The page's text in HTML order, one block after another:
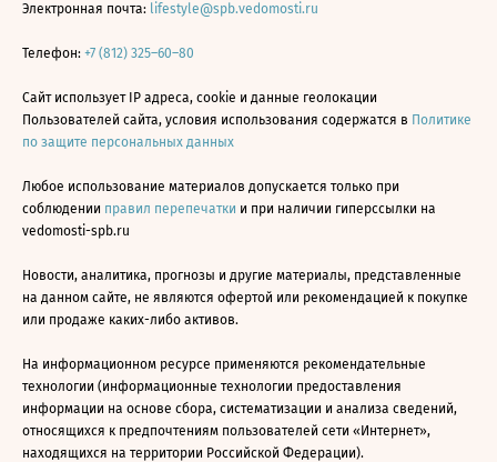
Электронная почта: lifestyle@spb.vedomosti.ru
Телефон: +7 (812) 325–60–80
Сайт использует IP адреса, cookie и данные геолокации
Пользователей сайта, условия использования содержатся в Политике
по защите персональных данных
Любое использование материалов допускается только при
соблюдении правил перепечатки и при наличии гиперссылки на
vedomosti-spb.ru
Новости, аналитика, прогнозы и другие материалы, представленные
на данном сайте, не являются офертой или рекомендацией к покупке
или продаже каких-либо активов.
На информационном ресурсе применяются рекомендательные
технологии (информационные технологии предоставления
информации на основе сбора, систематизации и анализа сведений,
относящихся к предпочтениям пользователей сети «Интернет»,
находящихся на территории Российской Федерации).